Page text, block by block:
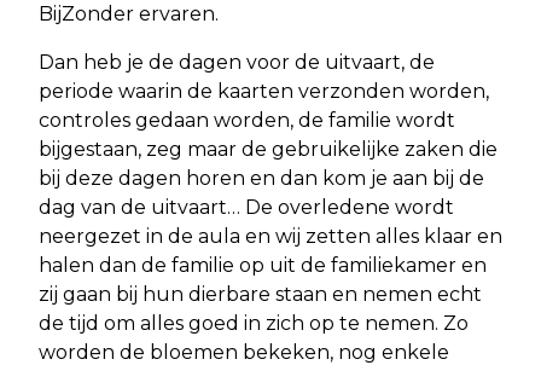
BijZonder ervaren.
Dan heb je de dagen voor de uitvaart, de
periode waarin de kaarten verzonden worden,
controles gedaan worden, de familie wordt
bijgestaan, zeg maar de gebruikelijke zaken die
bij deze dagen horen en dan kom je aan bij de
dag van de uitvaart… De overledene wordt
neergezet in de aula en wij zetten alles klaar en
halen dan de familie op uit de familiekamer en
zij gaan bij hun dierbare staan en nemen echt
de tijd om alles goed in zich op te nemen. Zo
worden de bloemen bekeken, nog enkele